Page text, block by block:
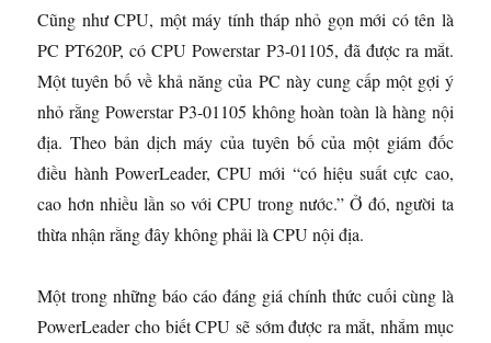
Cũng như CPU, một máy tính tháp nhỏ gọn mới có tên là
PC PT620P, có CPU Powerstar P3-01105, đã được ra mắt.
Một tuyên bố về khả năng của PC này cung cấp một gợi ý
nhỏ rằng Powerstar P3-01105 không hoàn toàn là hàng nội
địa. Theo bản dịch máy của tuyên bố của một giám đốc
điều hành PowerLeader, CPU mới “có hiệu suất cực cao,
cao hơn nhiều lần so với CPU trong nước.” Ở đó, người ta
thừa nhận rằng đây không phải là CPU nội địa.
Một trong những báo cáo đáng giá chính thức cuối cùng là
PowerLeader cho biết CPU sẽ sớm được ra mắt, nhắm mục